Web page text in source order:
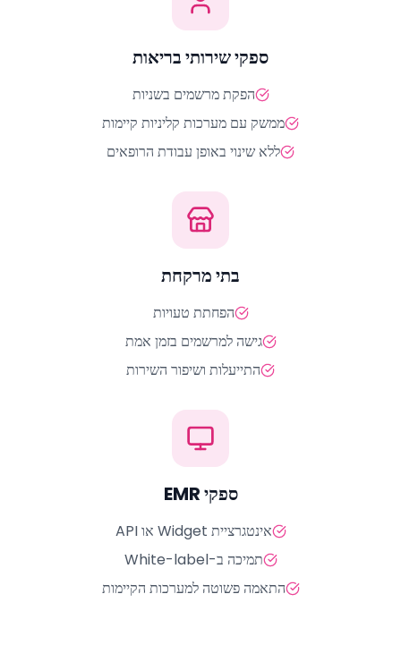
ספקי שירותי בריאות
הפקת מרשמים בשניות
ממשק עם מערכות קליניות קיימות
ללא שינוי באופן עבודת הרופאים
בתי מרקחת
הפחתת טעויות
גישה למרשמים בזמן אמת
התייעלות ושיפור השירות
ספקי EMR
אינטגרציית Widget או API
תמיכה ב-White-label
התאמה פשוטה למערכות הקיימות